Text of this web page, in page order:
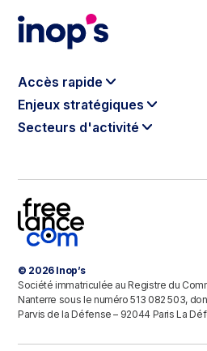
Accès rapide
Le modèle Inop’s
Qui sommes-nous ?
Nos engagements RSE
Le programme partenaires
Intelligence de la donnée
Contact
Enjeux stratégiques
Data & Intelligence Artificielle
Cybersécurité
Digital Software Engineering
Agilité
Industrie 4.0
Sustainable IT
Secteurs d'activité
Télécoms & Médias
Luxe & Retail
Industries & Healthcare
Secteur public
Défense
Transports & Logistique
Immobilier & Construction
© 2026 Inop’s
Société immatriculée au Registre du
Nanterre sous le numéro 513 082 503,
Parvis de la Défense – 92044 Paris La